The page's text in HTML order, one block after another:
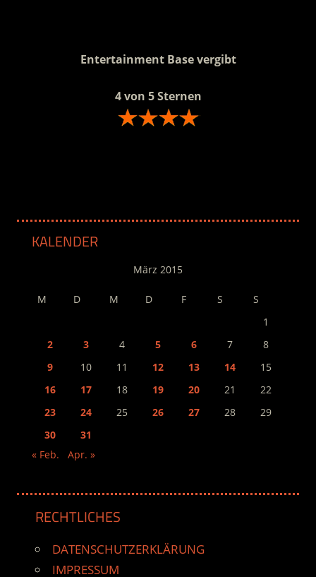
Entertainment Base vergibt
4 von 5 Sternen
KALENDER
März 2015
M D M D F S
S
1
2
3 4 5 6 7
8
9
10 11 12 13 14
15
16
17 18 19 20 21
22
23
24 25 26 27 28
29
30
31
« Feb.
Apr. »
RECHTLICHES
DATENSCHUTZERKLÄRUNG
IMPRESSUM